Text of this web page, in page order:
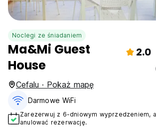
Noclegi ze śniadaniem
Ma&Mi Guest
House
2.0
Cefalu · Pokaż mapę
Darmowe WiFi
Zarezerwuj z 6-dniowym wyprzedzeniem,
anulować rezerwację.